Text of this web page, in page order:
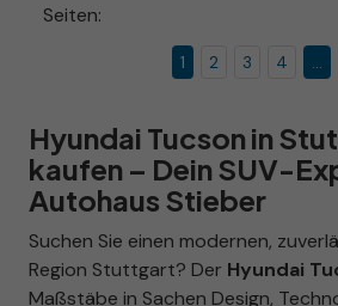
Seiten:
1 2 3 4 ...
Hyundai Tucson in
kaufen – Dein SUV-
Autohaus Stieber
Suchen Sie einen modernen,
Region Stuttgart? Der Hyundai
Maßstäbe in Sachen Design,